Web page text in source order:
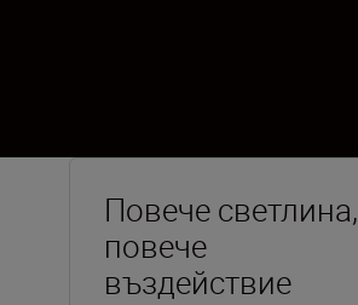
Повече светлина,
повече
въздействие